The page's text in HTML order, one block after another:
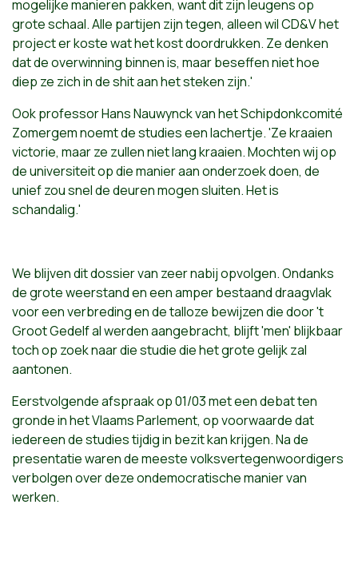
mogelijke manieren pakken, want dit zijn leugens op
grote schaal. Alle partijen zijn tegen, alleen wil CD&V het
project er koste wat het kost doordrukken. Ze denken
dat de overwinning binnen is, maar beseffen niet hoe
diep ze zich in de shit aan het steken zijn.'
Ook professor Hans Nauwynck van het Schipdonkcomité
Zomergem noemt de studies een lachertje. 'Ze kraaien
victorie, maar ze zullen niet lang kraaien. Mochten wij op
de universiteit op die manier aan onderzoek doen, de
unief zou snel de deuren mogen sluiten. Het is
schandalig.'
We blijven dit dossier van zeer nabij opvolgen. Ondanks
de grote weerstand en een amper bestaand draagvlak
voor een verbreding en de talloze bewijzen die door 't
Groot Gedelf al werden aangebracht, blijft 'men' blijkbaar
toch op zoek naar die studie die het grote gelijk zal
aantonen.
Eerstvolgende afspraak op 01/03 met een debat ten
gronde in het Vlaams Parlement, op voorwaarde dat
iedereen de studies tijdig in bezit kan krijgen. Na de
presentatie waren de meeste volksvertegenwoordigers
verbolgen over deze ondemocratische manier van
werken.